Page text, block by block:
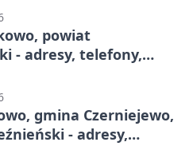
powiat
- adresy, telefony,
gmina Czerniejewo,
- adresy,